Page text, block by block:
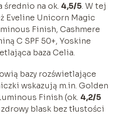
średnio na ok. 4,5/5. W tej
Eveline Unicorn Magic
Finish, Cashmere
C SPF 50+, Yoskine
baza Celia.
bazy rozświetlające
wskazują m.in. Golden
Finish (ok. 4,2/5
blask bez tłustości